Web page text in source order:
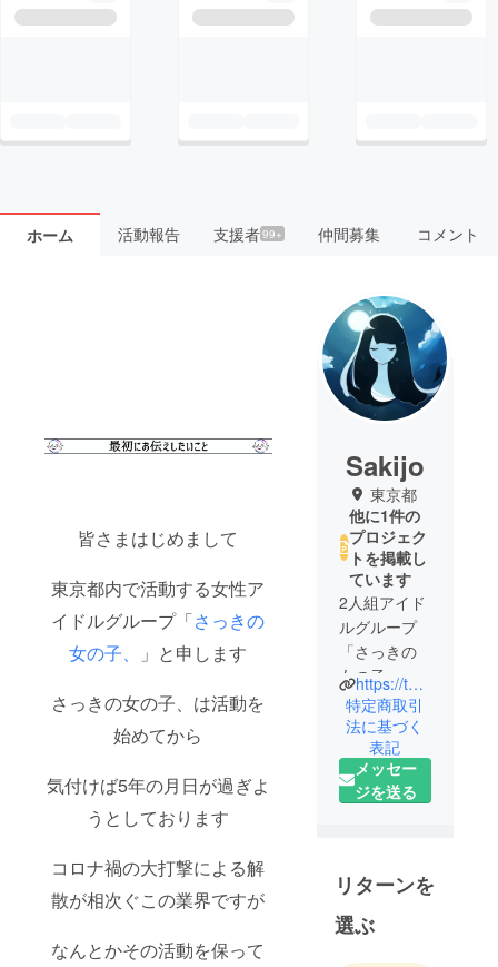
ホーム 活動報告 支援者99+ 仲間募集 コメント
皆さまはじめまして
東京都内で活動する女性ア
イドルグループ「さっきの
女の子、
」と申します
さっきの女の子、は活動を
始めてから
気付けば5年の月日が過ぎよ
うとしております
コロナ禍の大打撃による解
散が相次ぐこの業界ですが
なんとかその活動を保って
Sakijo
東京都
他に1件の
プロジェク
トを掲載し
ています
2人組アイド
ルグループ
「さっきの
女の子、」
の
CAMPFIRE
公式アカウ
https://twitter.com/InfoSakijo
特定商取引
法に基づく
表記
メッセー
ジを送る
リターンを
選ぶ